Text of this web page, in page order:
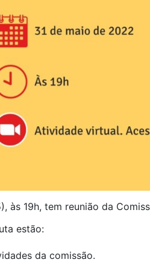
às 19h, tem reunião da
estão:
da comissão.